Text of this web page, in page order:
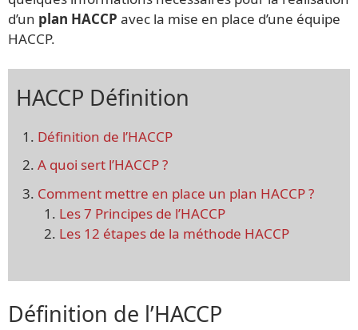
d’un plan HACCP avec la mise en place d’une équipe
HACCP.
HACCP Définition
Définition de l’HACCP
A quoi sert l’HACCP ?
Comment mettre en place un plan HACCP ?
Les 7 Principes de l’HACCP
Les 12 étapes de la méthode HACCP
Définition de l’HACCP